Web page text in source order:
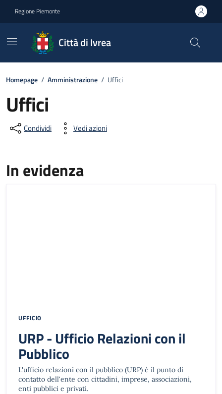
Regione Piemonte
Città di Ivrea
Homepage / Amministrazione / Uffici
Uffici
Condividi Vedi azioni
In evidenza
UFFICIO
URP - Ufficio Relazioni con il
Pubblico
L'ufficio relazioni con il pubblico (URP) è il punto di
contatto dell'ente con cittadini, imprese, associazioni,
enti pubblici e privati.